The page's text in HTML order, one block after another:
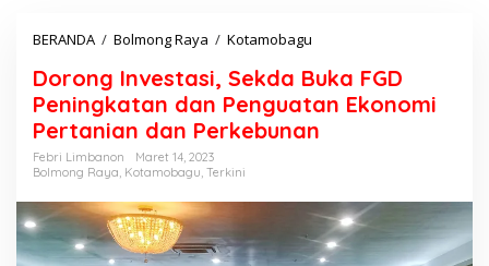
BERANDA / Bolmong Raya / Kotamobagu
r
o
n
g
e
s
t
Dorong Investasi, Sekda Buka FGD
Peningkatan dan Penguatan Ekonomi
Pertanian dan Perkebunan
Febri Limbanon
Maret 14, 2023
Bolmong Raya Kotamobagu Terkini